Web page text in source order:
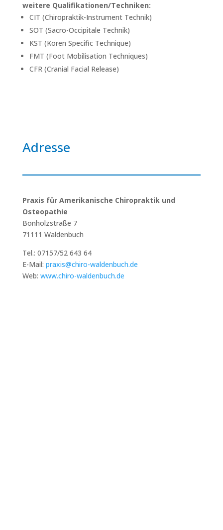
weitere Qualifikationen/Techniken:
CIT (Chiropraktik-Instrument Technik)
SOT (Sacro-Occipitale Technik)
KST (Koren Specific Technique)
FMT (Foot Mobilisation Techniques)
CFR (Cranial Facial Release)
Adresse
Praxis für Amerikanische Chiropraktik und
Osteopathie
Bonholzstraße 7
71111 Waldenbuch
Tel.: 07157/52 643 64
E-Mail: praxis@chiro-waldenbuch.de
Web: www.chiro-waldenbuch.de